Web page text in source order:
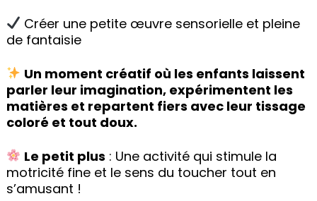
Créer une petite œuvre sensorielle et pleine
de fantaisie
Un moment créatif où les enfants laissent
parler leur imagination, expérimentent les
matières et repartent fiers avec leur tissage
coloré et tout doux.
Le petit plus : Une activité qui stimule la
motricité fine et le sens du toucher tout en
s’amusant !